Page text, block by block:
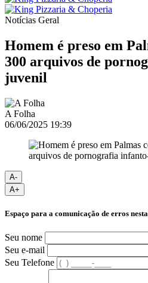
Notícias Geral
Homem é preso em
300 arquivos de
juvenil
A Folha
06/06/2025 19:39
A-
A+
Espaço para a comunicação de erros
Seu nome
Seu e-mail
Seu Telefone